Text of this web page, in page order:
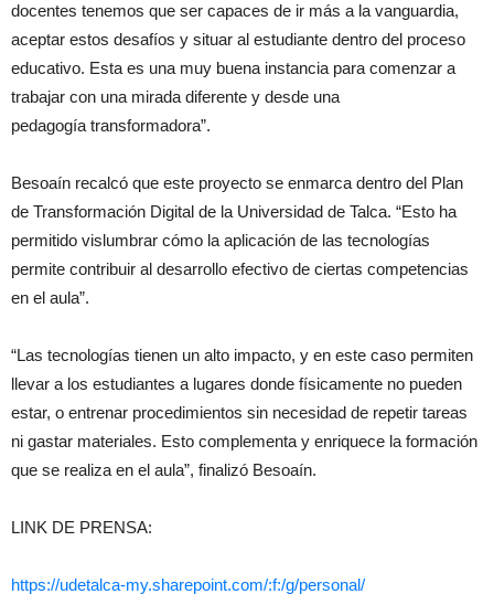
docentes tenemos que ser capaces de ir más a la vanguardia,
aceptar estos desafíos y situar al estudiante dentro del proceso
educativo. Esta es una muy buena instancia para comenzar a
trabajar con una mirada diferente y desde una
pedagogía transformadora”.
Besoaín recalcó que este proyecto se enmarca dentro del Plan
de Transformación Digital de la Universidad de Talca. “Esto ha
permitido vislumbrar cómo la aplicación de las tecnologías
permite contribuir al desarrollo efectivo de ciertas competencias
en el aula”.
“Las tecnologías tienen un alto impacto, y en este caso permiten
llevar a los estudiantes a lugares donde físicamente no pueden
estar, o entrenar procedimientos sin necesidad de repetir tareas
ni gastar materiales. Esto complementa y enriquece la formación
que se realiza en el aula”, finalizó Besoaín.
LINK DE PRENSA:
https://udetalca-my.sharepoint.com/:f:/g/personal/